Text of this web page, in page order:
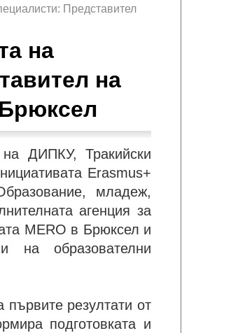
Представител
на
на
ДИПКУ, Тракийски
Erasmus+
младеж,
агенция за
MERO в Брюксел и
на образователни
резултати от
подготовката и